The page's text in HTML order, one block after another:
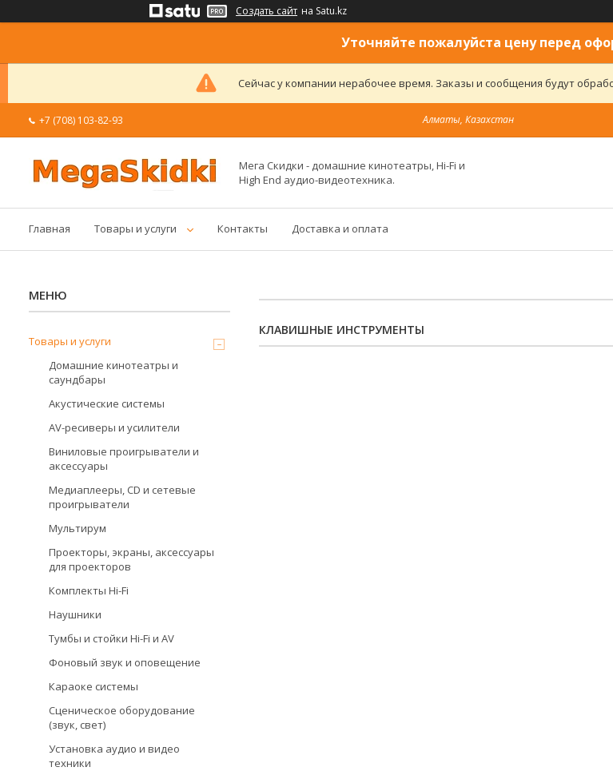
Создать сайт на Satu.kz
Уточняйте пожалуйста цену перед
Сейчас у компании нерабочее время. Заказы и сообщения будут
+7 (708) 103-82-93 Алматы, Казахстан
Мега Скидки - домашние кинотеатры, Hi-Fi и
High End аудио-видеотехника.
Главная Товары и услуги Контакты Доставка и оплата
КЛАВИШНЫЕ ИНСТРУМЕНТЫ
Товары и услуги
Домашние кинотеатры и
саундбары
Акустические системы
AV-ресиверы и усилители
Виниловые проигрыватели и
аксессуары
Медиаплееры, CD и сетевые
проигрыватели
Мультирум
Проекторы, экраны, аксессуары
для проекторов
Комплекты Hi-Fi
Наушники
Тумбы и стойки Hi-Fi и AV
Фоновый звук и оповещение
Караоке системы
Сценическое оборудование
(звук, свет)
Установка аудио и видео
техники